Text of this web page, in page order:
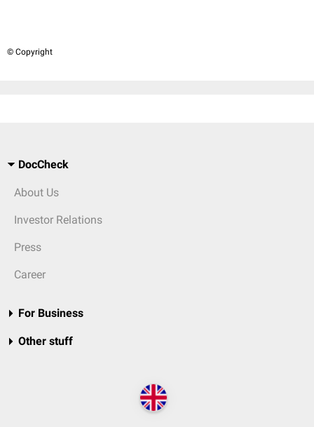
© Copyright
DocCheck
About Us
Investor Relations
Press
Career
For Business
Other stuff